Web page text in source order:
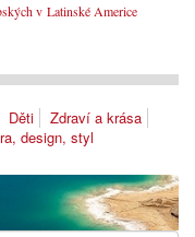
v Latinské Americe
Děti
Zdraví a krása
design, styl